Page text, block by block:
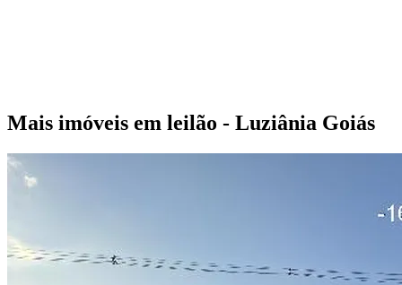
Mais imóveis em leilão - Luziânia Goiás